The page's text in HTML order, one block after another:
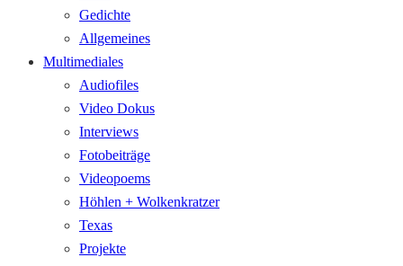
Gedichte
Allgemeines
Multimediales
Audiofiles
Video Dokus
Interviews
Fotobeiträge
Videopoems
Höhlen + Wolkenkratzer
Texas
Projekte